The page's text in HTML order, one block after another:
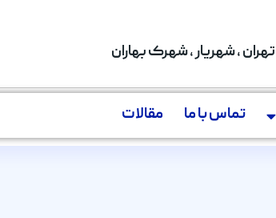
تهران , شهریار , شهرک بهاران
تماس با ما مقالات